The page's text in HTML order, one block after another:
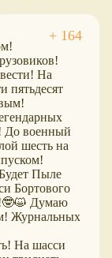
На
пятьдесят
До военный
шесть на
Пыле
Бортового
Думаю
Журнальных
На шасси